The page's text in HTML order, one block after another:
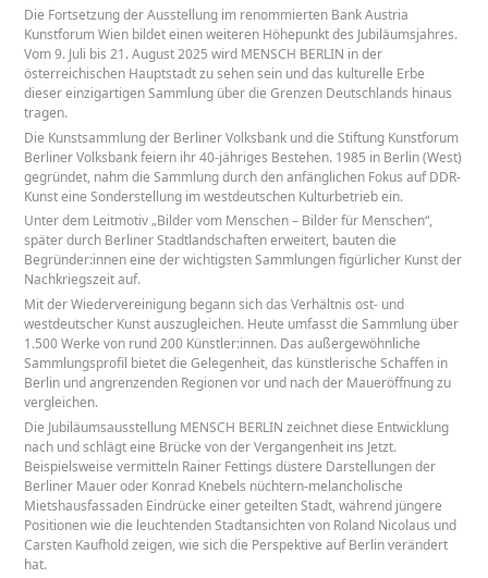
Die Fortsetzung der Ausstellung im renommierten Bank Austria
Kunstforum Wien bildet einen weiteren Höhepunkt des Jubiläumsjahres.
Vom 9. Juli bis 21. August 2025 wird MENSCH BERLIN in der
österreichischen Hauptstadt zu sehen sein und das kulturelle Erbe
dieser einzigartigen Sammlung über die Grenzen Deutschlands hinaus
tragen.
Die Kunstsammlung der Berliner Volksbank und die Stiftung Kunstforum
Berliner Volksbank feiern ihr 40-jähriges Bestehen. 1985 in Berlin (West)
gegründet, nahm die Sammlung durch den anfänglichen Fokus auf DDR-
Kunst eine Sonderstellung im westdeutschen Kulturbetrieb ein.
Unter dem Leitmotiv „Bilder vom Menschen – Bilder für Menschen“,
später durch Berliner Stadtlandschaften erweitert, bauten die
Begründer:innen eine der wichtigsten Sammlungen figürlicher Kunst der
Nachkriegszeit auf.
Mit der Wiedervereinigung begann sich das Verhältnis ost- und
westdeutscher Kunst auszugleichen. Heute umfasst die Sammlung über
1.500 Werke von rund 200 Künstler:innen. Das außergewöhnliche
Sammlungsprofil bietet die Gelegenheit, das künstlerische Schaffen in
Berlin und angrenzenden Regionen vor und nach der Maueröffnung zu
vergleichen.
Die Jubiläumsausstellung MENSCH BERLIN zeichnet diese Entwicklung
nach und schlägt eine Brücke von der Vergangenheit ins Jetzt.
Beispielsweise vermitteln Rainer Fettings düstere Darstellungen der
Berliner Mauer oder Konrad Knebels nüchtern-melancholische
Mietshausfassaden Eindrücke einer geteilten Stadt, während jüngere
Positionen wie die leuchtenden Stadtansichten von Roland Nicolaus und
Carsten Kaufhold zeigen, wie sich die Perspektive auf Berlin verändert
hat.